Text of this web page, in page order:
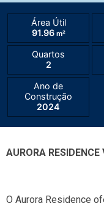
Área Útil
91.96m²
Quartos
2
Ano de
Construção
2024
AURORA RESIDENCE
O Aurora Residence